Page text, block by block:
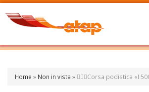
Home » Non in vista » 🏃🏼‍♀️Corsa podistica «I